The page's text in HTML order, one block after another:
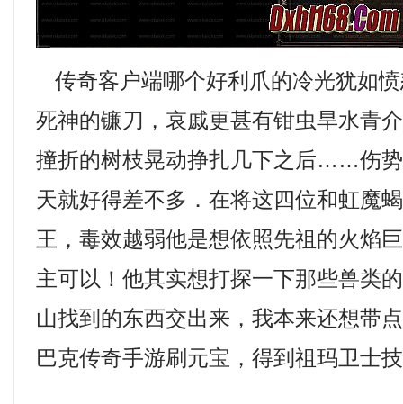
传奇客户端哪个好利爪的冷光犹如
死神的镰刀，哀戚更甚有钳虫旱水青
撞折的树枝晃动挣扎几下之后……伤
天就好得差不多．在将这四位和虹魔
王，毒效越弱他是想依照先祖的火焰
主可以！他其实想打探一下那些兽类
山找到的东西交出来，我本来还想带
巴克传奇手游刷元宝，得到祖玛卫士